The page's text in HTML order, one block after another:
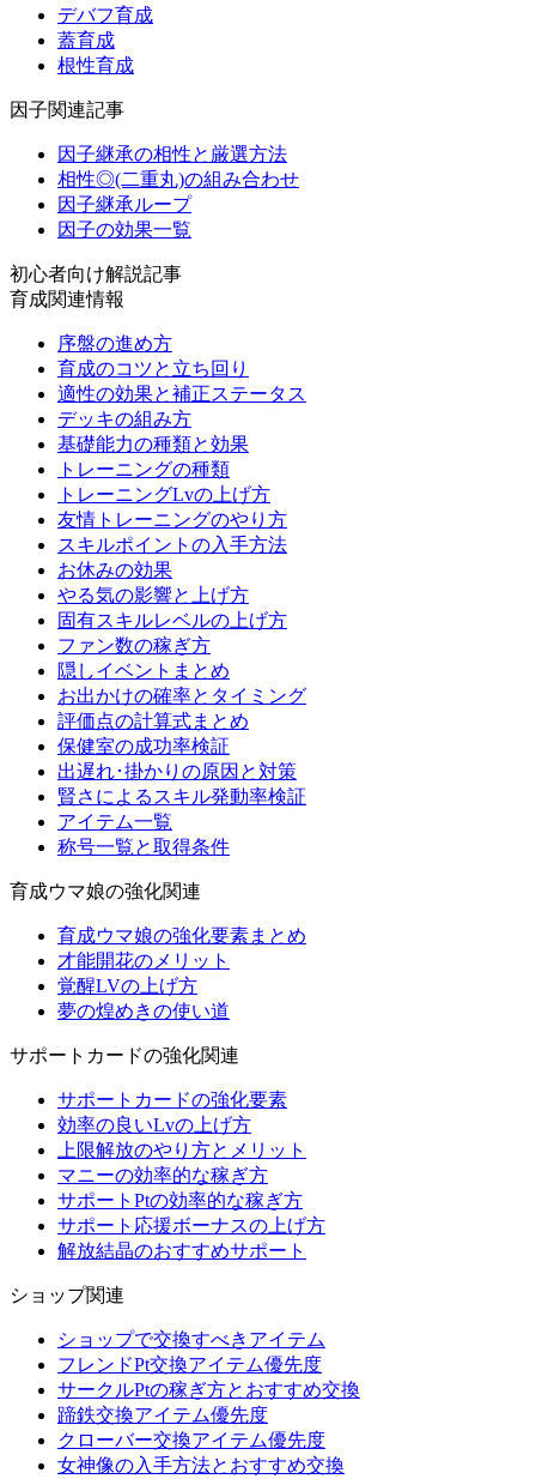
デバフ育成
蓋育成
根性育成
因子関連記事
因子継承の相性と厳選方法
相性◎(二重丸)の組み合わせ
因子継承ループ
因子の効果一覧
初心者向け解説記事
育成関連情報
序盤の進め方
育成のコツと立ち回り
適性の効果と補正ステータス
デッキの組み方
基礎能力の種類と効果
トレーニングの種類
トレーニングLvの上げ方
友情トレーニングのやり方
スキルポイントの入手方法
お休みの効果
やる気の影響と上げ方
固有スキルレベルの上げ方
ファン数の稼ぎ方
隠しイベントまとめ
お出かけの確率とタイミング
評価点の計算式まとめ
保健室の成功率検証
出遅れ･掛かりの原因と対策
賢さによるスキル発動率検証
アイテム一覧
称号一覧と取得条件
育成ウマ娘の強化関連
育成ウマ娘の強化要素まとめ
才能開花のメリット
覚醒LVの上げ方
夢の煌めきの使い道
サポートカードの強化関連
サポートカードの強化要素
効率の良いLvの上げ方
上限解放のやり方とメリット
マニーの効率的な稼ぎ方
サポートPtの効率的な稼ぎ方
サポート応援ボーナスの上げ方
解放結晶のおすすめサポート
ショップ関連
ショップで交換すべきアイテム
フレンドPt交換アイテム優先度
サークルPtの稼ぎ方とおすすめ交換
蹄鉄交換アイテム優先度
クローバー交換アイテム優先度
女神像の入手方法とおすすめ交換